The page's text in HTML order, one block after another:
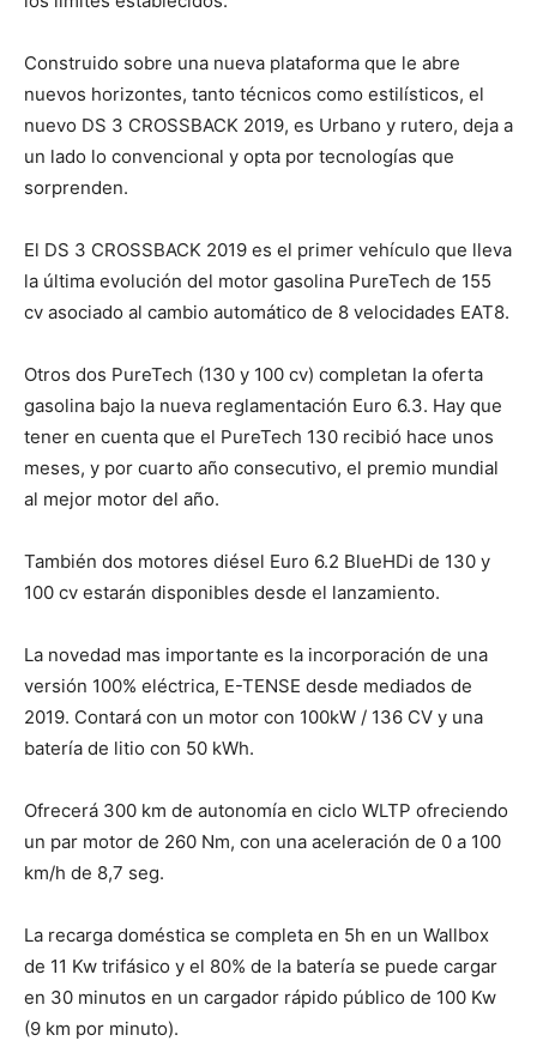
Construido sobre una nueva plataforma que le abre
nuevos horizontes, tanto técnicos como estilísticos, el
nuevo DS 3 CROSSBACK 2019, es Urbano y rutero, deja a
un lado lo convencional y opta por tecnologías que
sorprenden.
El DS 3 CROSSBACK 2019 es el primer vehículo que lleva
la última evolución del motor gasolina PureTech de 155
cv asociado al cambio automático de 8 velocidades EAT8.
Otros dos PureTech (130 y 100 cv) completan la oferta
gasolina bajo la nueva reglamentación Euro 6.3. Hay que
tener en cuenta que el PureTech 130 recibió hace unos
meses, y por cuarto año consecutivo, el premio mundial
al mejor motor del año.
También dos motores diésel Euro 6.2 BlueHDi de 130 y
100 cv estarán disponibles desde el lanzamiento.
La novedad mas importante es la incorporación de una
versión 100% eléctrica, E-TENSE desde mediados de
2019. Contará con un motor con 100kW / 136 CV y una
batería de litio con 50 kWh.
Ofrecerá 300 km de autonomía en ciclo WLTP ofreciendo
un par motor de 260 Nm, con una aceleración de 0 a 100
km/h de 8,7 seg.
La recarga doméstica se completa en 5h en un Wallbox
de 11 Kw trifásico y el 80% de la batería se puede cargar
en 30 minutos en un cargador rápido público de 100 Kw
(9 km por minuto).